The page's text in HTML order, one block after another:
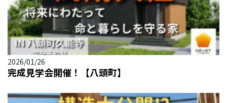
2026/01/26
完成見学会開催！【八頭町】